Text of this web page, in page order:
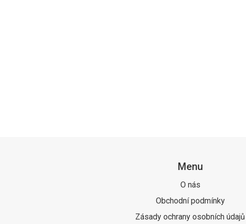
Menu
O nás
Obchodní podmínky
Zásady ochrany osobních údajů